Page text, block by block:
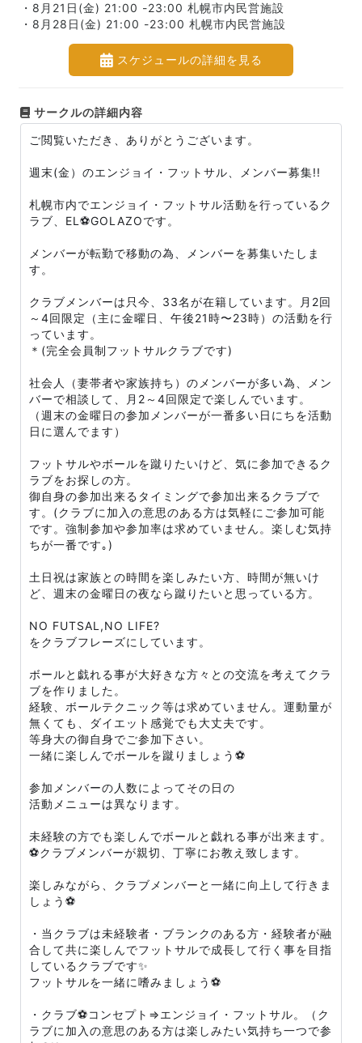
・8月21日(金) 21:00 -23:00 札幌市内民営施設
・8月28日(金) 21:00 -23:00 札幌市内民営施設
スケジュールの詳細を見る
サークルの詳細内容
ご閲覧いただき、ありがとうございます。
週末(金）のエンジョイ・フットサル、メンバー募集!!
札幌市内でエンジョイ・フットサル活動を行っているク
ラブ、EL⚽GOLAZOです。
メンバーが転勤で移動の為、メンバーを募集いたしま
す。
クラブメンバーは只今、33名が在籍しています。月2回
～4回限定（主に金曜日、午後21時〜23時）の活動を行
っています。
＊(完全会員制フットサルクラブです)
社会人（妻帯者や家族持ち）のメンバーが多い為、メン
バーで相談して、月2～4回限定で楽しんでいます。
（週末の金曜日の参加メンバーが一番多い日にちを活動
日に選んでます）
フットサルやボールを蹴りたいけど、気に参加できるク
ラブをお探しの方。
御自身の参加出来るタイミングで参加出来るクラブで
す。(クラブに加入の意思のある方は気軽にご参加可能
です。強制参加や参加率は求めていません。楽しむ気持
ちが一番です｡)
土日祝は家族との時間を楽しみたい方、時間が無いけ
ど、週末の金曜日の夜なら蹴りたいと思っている方。
NO FUTSAL,NO LIFE?
をクラブフレーズにしています。
ボールと戯れる事が大好きな方々との交流を考えてクラ
ブを作りました。
経験、ボールテクニック等は求めていません。運動量が
無くても、ダイエット感覚でも大丈夫です。
等身大の御自身でご参加下さい。
一緒に楽しんでボールを蹴りましょう⚽
参加メンバーの人数によってその日の
活動メニューは異なります。
未経験の方でも楽しんでボールと戯れる事が出来ます。
⚽クラブメンバーが親切、丁寧にお教え致します。
楽しみながら、クラブメンバーと一緒に向上して行きま
しょう⚽
・当クラブは未経験者・ブランクのある方・経験者が融
合して共に楽しんでフットサルで成長して行く事を目指
しているクラブです✨
フットサルを一緒に嗜みましょう⚽
・クラブ⚽コンセプト⇒エンジョイ・フットサル。（ク
ラブに加入の意思のある方は楽しみたい気持ち一つで参